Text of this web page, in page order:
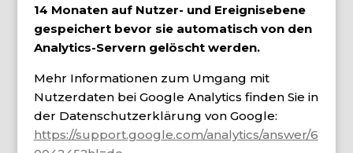
14 Monaten auf Nutzer- und Ereignisebene
gespeichert bevor sie automatisch von den
Analytics-Servern gelöscht werden.
Mehr Informationen zum Umgang mit
Nutzerdaten bei Google Analytics finden Sie in
der Datenschutzerklärung von Google:
https://support.google.com/analytics/answer/6